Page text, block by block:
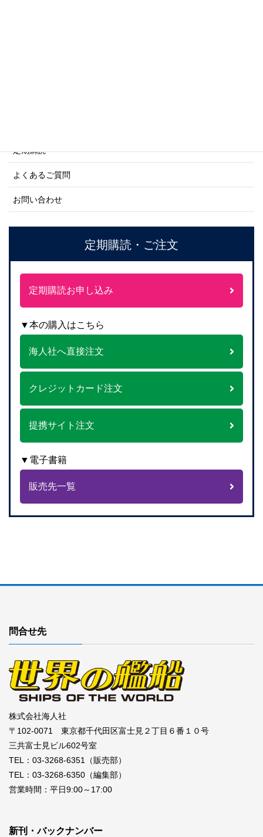
定期購読
よくあるご質問
お問い合わせ
定期購読・ご注文
定期購読お申し込み
▼本の購入はこちら
海人社へ直接注文
クレジットカード注文
提携サイト注文
▼電子書籍
販売先一覧
問合せ先
株式会社海人社
〒102-0071 東京都千代田区富士見２丁目６番１０号
三共富士見ビル602号室
TEL：03-3268-6351（販売部）
TEL：03-3268-6350（編集部）
営業時間：平日9:00～17:00
新刊・バックナンバー